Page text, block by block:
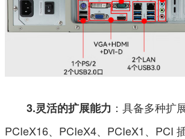
3.灵活的扩展能力 ：具备多种扩
PCIeX16、PCIeX4、PCIeX1、PCI